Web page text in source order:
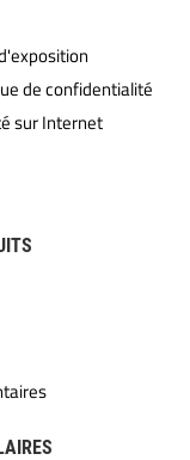
de confidentialité
sur Internet